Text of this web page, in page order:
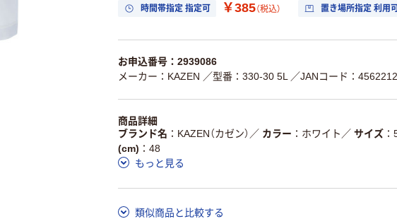
時間帯指定 指定可 ￥385（税込） 置き場所指定 利用
お申込番号：2939086
メーカー：KAZEN ／型番：330-30 5L ／JANコード：
商品詳細
ブランド名
KAZEN（カゼン） ／ カラー ホワイト ／ サイズ
(cm)
48
もっと見る
類似商品と比較する